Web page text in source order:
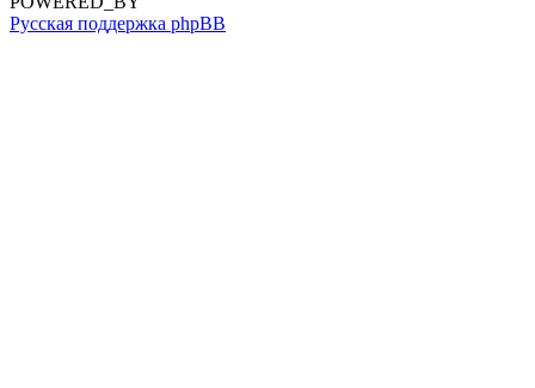
Русская поддержка phpBB